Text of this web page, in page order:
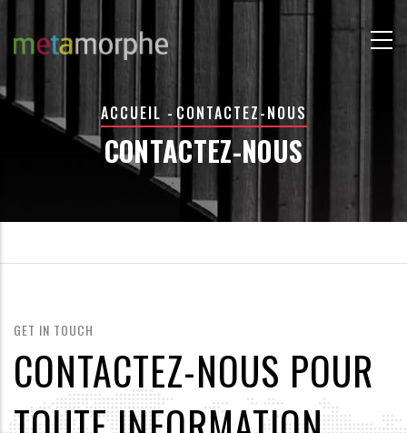
principal
FIL
D'ARIANE
ACCUEIL - CONTACTEZ-NOUS
CONTACTEZ-NOUS
GET IN TOUCH
CONTACTEZ-NOUS POUR